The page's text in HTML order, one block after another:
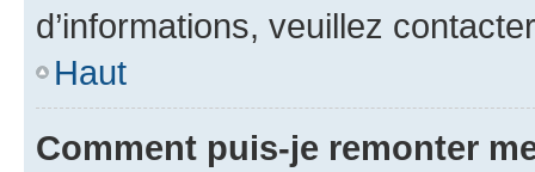
d’informations, veuillez
Haut
Comment puis-je remonter